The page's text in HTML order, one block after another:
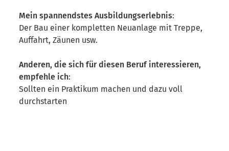
Mein spannendstes Ausbildungserlebnis:
Der Bau einer kompletten Neuanlage mit Treppe,
Auffahrt, Zäunen usw.
Anderen, die sich für diesen Beruf interessieren,
empfehle ich:
Sollten ein Praktikum machen und dazu voll
durchstarten